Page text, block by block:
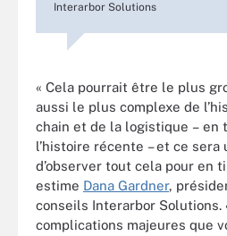
Interarbor Solutions
« Cela pourrait être le plus
aussi le plus complexe de
chain et de la logistique – en
l’histoire récente – et ce sera
d’observer tout cela pour en
estime Dana Gardner,
conseils Interarbor Solutions.
complications majeures que